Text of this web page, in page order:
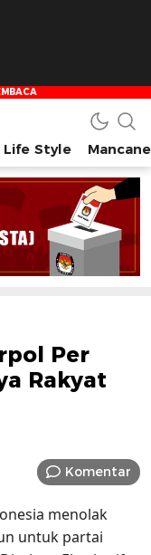
Life Style
Per
Rakyat
Komentar
menolak
untuk partai